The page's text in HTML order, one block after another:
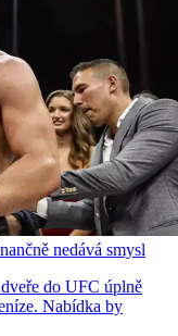
nedává smysl
do UFC úplně
Nabídka by